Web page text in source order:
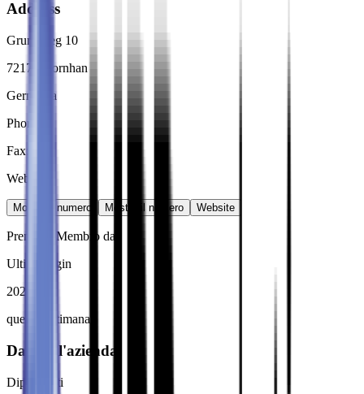
Address
Grundweg 10
72175
Dornhan
Germania
Phone
Fax
Web
Mostra il numero Mostra il numero Website
Premium Membro dal
Ultimo login
2025
questa settimana
Dati dell'azienda
Dipendenti